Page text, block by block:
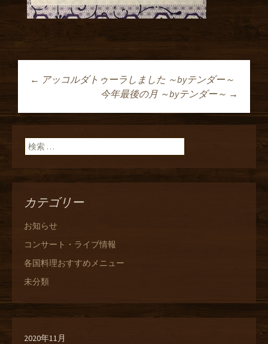
投稿ナビゲーショ
ン
← アッコルダトゥーラしました ～byテンダー～
今年最後の月 ～byテンダー～ →
検索:
カテゴリー
お知らせ
コンサート・ライブ情報
各国料理おすすめメニュー
未分類
2020年11月